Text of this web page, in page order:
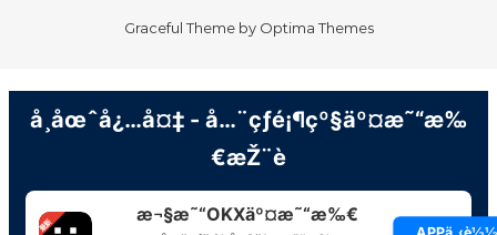
Graceful Theme by Optima Themes